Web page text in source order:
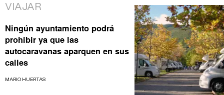
VIAJAR
Ningún ayuntamiento podrá
prohibir ya que las
autocaravanas aparquen en sus
calles
MARIO HUERTAS